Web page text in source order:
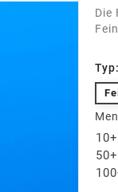
Die